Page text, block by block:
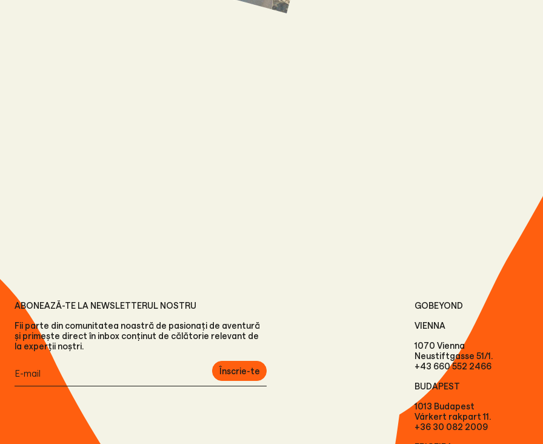
ABONEAZĂ-TE LA NEWSLETTERUL NOSTRU
Fii parte din comunitatea noastră de pasionați de aventură
și primește direct în inbox conținut de călătorie relevant de
la experții noștri.
Înscrie-te
GOBEYOND
VIENNA
1070 Vienna
Neustiftgasse 51/1.
+43 660 552 2466
BUDAPEST
1013 Budapest
Várkert rakpart 11.
+36 30 082 2009